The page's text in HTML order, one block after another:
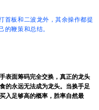
首板和二波龙外，其余操作都提
鞭策和总结。
表面筹码完全交换，真正的龙头
的永远无法成为龙头。当换手足
入足够高的概率，胜率自然最